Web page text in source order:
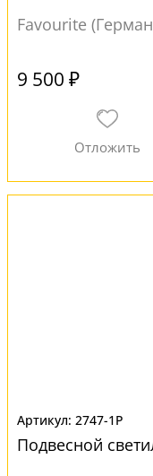
Favourite
9 500 ₽
2747-1P
Подвесной